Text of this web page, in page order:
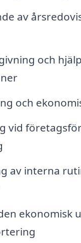
av
och
och
vid
av interna
ekonomisk